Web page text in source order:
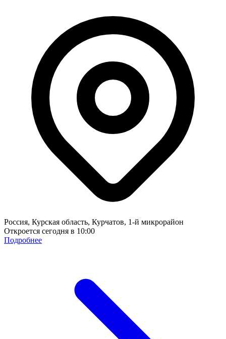
Россия, Курская область, Курчатов, 1-й микрорайон
Откроется сегодня в 10:00
Подробнее